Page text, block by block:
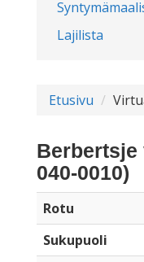
Lajilista
Etusivu
Berbertsje
040-0010)
Rotu
Sukupuoli